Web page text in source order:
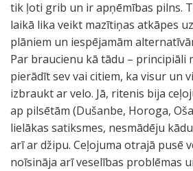
tik ļoti grib un ir apņēmības pilns.
laikā lika veikt mazītiņas atkāpes
plāniem un iespējamām
Par braucienu kā tādu – principiāli
pierādīt sev vai citiem, ka visur un
izbraukt ar velo. Jā, ritenis bija
ap pilsētām (Dušanbe, Horoga,
lielākas satiksmes, nesmādēju
arī ar džipu. Ceļojuma otrajā pusē
noīsināja arī veselības problēmas